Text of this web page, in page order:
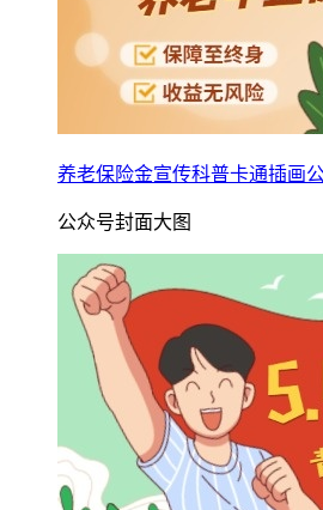
养老保险金宣传科普卡通插画
公众号封面大图